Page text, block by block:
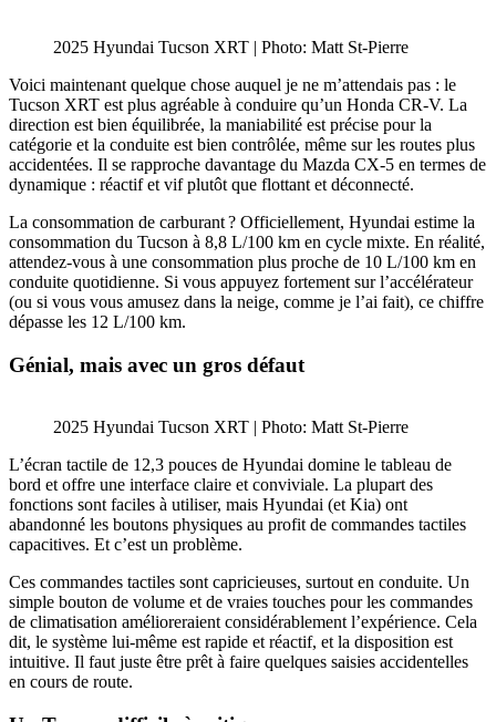
2025 Hyundai Tucson XRT | Photo: Matt St-Pierre
Voici maintenant quelque chose auquel je ne m’attendais pas : le
Tucson XRT est plus agréable à conduire qu’un Honda CR-V. La
direction est bien équilibrée, la maniabilité est précise pour la
catégorie et la conduite est bien contrôlée, même sur les routes plus
accidentées. Il se rapproche davantage du Mazda CX-5 en termes de
dynamique : réactif et vif plutôt que flottant et déconnecté.
La consommation de carburant ? Officiellement, Hyundai estime la
consommation du Tucson à 8,8 L/100 km en cycle mixte. En réalité,
attendez-vous à une consommation plus proche de 10 L/100 km en
conduite quotidienne. Si vous appuyez fortement sur l’accélérateur
(ou si vous vous amusez dans la neige, comme je l’ai fait), ce chiffre
dépasse les 12 L/100 km.
Génial, mais avec un gros défaut
2025 Hyundai Tucson XRT | Photo: Matt St-Pierre
L’écran tactile de 12,3 pouces de Hyundai domine le tableau de
bord et offre une interface claire et conviviale. La plupart des
fonctions sont faciles à utiliser, mais Hyundai (et Kia) ont
abandonné les boutons physiques au profit de commandes tactiles
capacitives. Et c’est un problème.
Ces commandes tactiles sont capricieuses, surtout en conduite. Un
simple bouton de volume et de vraies touches pour les commandes
de climatisation amélioreraient considérablement l’expérience. Cela
dit, le système lui-même est rapide et réactif, et la disposition est
intuitive. Il faut juste être prêt à faire quelques saisies accidentelles
en cours de route.